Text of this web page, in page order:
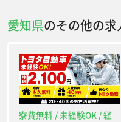
愛知県のその他の求
寮費無料 / 未経験OK / 経